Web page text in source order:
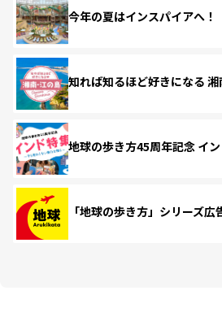
今年の夏はインスパイアへ！
知れば知るほど好きになる
地球の歩き方45周年記念 イ
「地球の歩き方」シリーズ広